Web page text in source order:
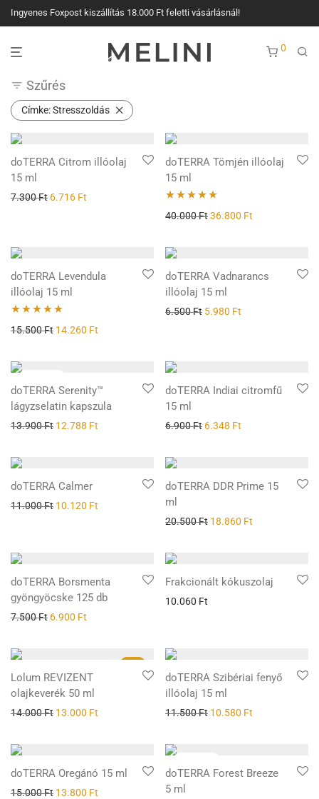
Ingyenes Foxpost kiszállítás 18.000 Ft feletti vásárlásnál!
0
Szűrés
Címke:Stresszoldás
doTERRA Citrom illóolaj
15 ml
7.300Ft 6.716 Ft
doTERRA Tömjén illóolaj
15 ml
Értékelés:
40.000Ft36.800 Ft
doTERRA Levendula
illóolaj 15 ml
Értékelés:
15.500Ft 14.260 Ft
doTERRA Vadnarancs
illóolaj 15 ml
6.500Ft 5.980 Ft
doTERRA Serenity™
lágyzselatin kapszula
13.900Ft 12.788 Ft
doTERRA Indiai citromfű
15 ml
6.900Ft 6.348 Ft
doTERRA Calmer
11.000Ft 10.120 Ft
doTERRA DDR Prime 15
ml
20.500Ft 18.860 Ft
doTERRA Borsmenta
gyöngyöcske 125 db
7.500Ft 6.900 Ft
Frakcionált kókuszolaj
10.060 Ft
Lolum REVIZENT
olajkeverék 50 ml
14.000Ft 13.000 Ft
doTERRA Szibériai fenyő
illóolaj 15 ml
11.500Ft 10.580 Ft
doTERRA Oregánó 15 ml
15.000Ft 13.800 Ft
doTERRA Forest Breeze
5 ml